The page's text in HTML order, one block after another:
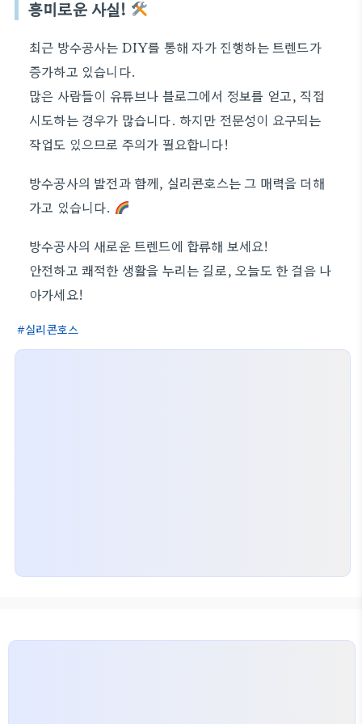
흥미로운 사실!
최근 방수공사는 DIY를 통해 자가 진행하는 트렌드가
증가하고 있습니다.
많은 사람들이 유튜브나 블로그에서 정보를 얻고, 직접
시도하는 경우가 많습니다. 하지만 전문성이 요구되는
작업도 있으므로 주의가 필요합니다!
방수공사의 발전과 함께, 실리콘호스는 그 매력을 더해
가고 있습니다.
방수공사의 새로운 트렌드에 합류해 보세요!
안전하고 쾌적한 생활을 누리는 길로, 오늘도 한 걸음 나
아가세요!
실리콘호스